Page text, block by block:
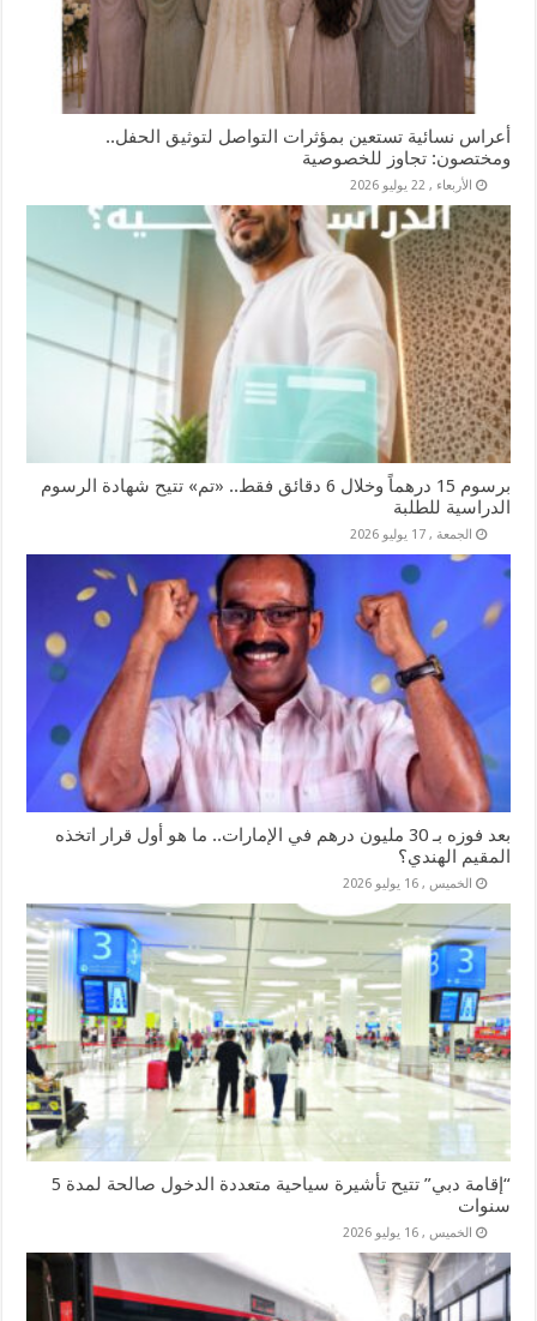
أعراس نسائية تستعين بمؤثرات التواصل لتوثيق الحفل..
ومختصون: تجاوز للخصوصية
الأربعاء , 22 يوليو 2026
برسوم 15 درهماً وخلال 6 دقائق فقط.. «تم» تتيح شهادة الرسوم
الدراسية للطلبة
الجمعة , 17 يوليو 2026
بعد فوزه بـ 30 مليون درهم في الإمارات.. ما هو أول قرار اتخذه
المقيم الهندي؟
الخميس , 16 يوليو 2026
“إقامة دبي” تتيح تأشيرة سياحية متعددة الدخول صالحة لمدة 5
سنوات
الخميس , 16 يوليو 2026